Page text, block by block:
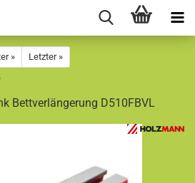
»
Letzter »
Bettverlängerung D510FBVL